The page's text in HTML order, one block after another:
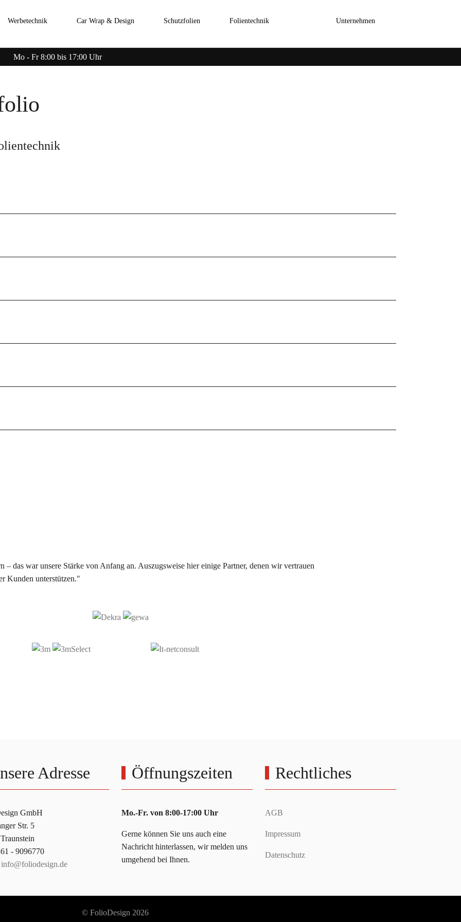
Werbetechnik Car Wrap & Design Schutzfolien Folientechnik Unternehmen
Mo - Fr 8:00 bis 17:00 Uhr
– das war unsere Stärke von Anfang an. Auszugsweise hier einige Partner, denen wir vertrauen
Kunden unterstützen."
Adresse
GmbH
Str. 5
- 9096770
info@foliodesign.de
Öffnungszeiten
Mo.-Fr. von 8:00-17:00 Uhr
Gerne können Sie uns auch eine
Nachricht hinterlassen, wir melden uns
umgehend bei Ihnen.
Rechtliches
AGB
Impressum
Datenschutz
© FolioDesign 2026